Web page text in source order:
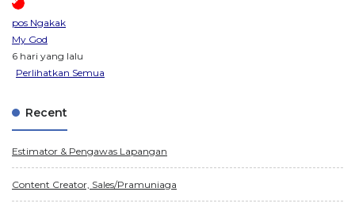
pos Ngakak
My God
6 hari yang lalu
Perlihatkan Semua
Recent
Estimator & Pengawas Lapangan
Content Creator, Sales/Pramuniaga